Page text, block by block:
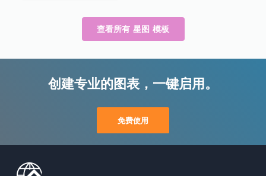
查看所有 星图 模板
创建专业的图表，一键启用。
免费使用